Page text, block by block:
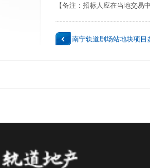
【备注：招标人应在当地交易
南宁轨道剧场站地块项目